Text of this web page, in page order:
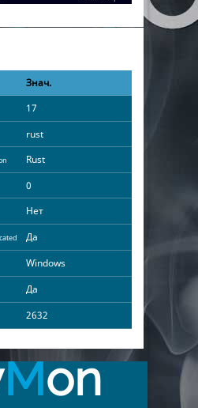
Знач.
17
rust
Rust
0
Нет
Да
Windows
Да
2632
Mon